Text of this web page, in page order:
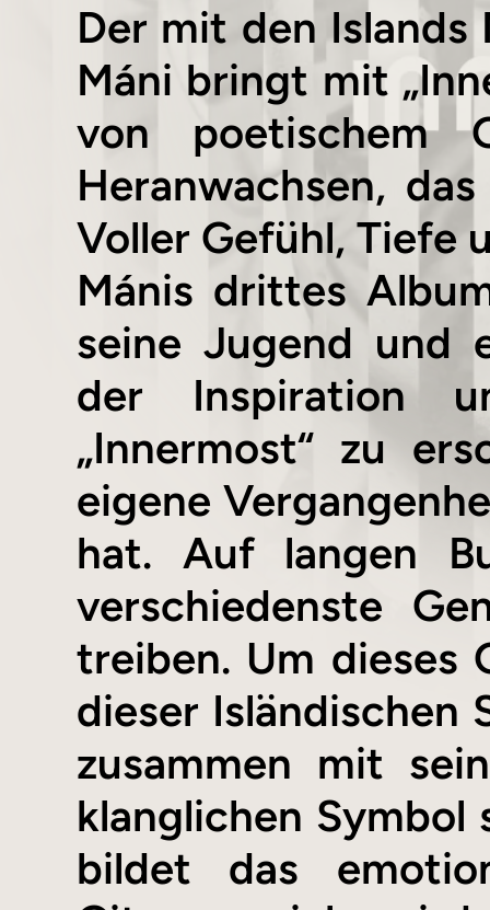
Der mit den Islands
Máni bringt mit
von poetischem
Heranwachsen,
Voller Gefühl, Tiefe
Mánis drittes
seine Jugend und
der Inspiration
„Innermost“ zu
eigene
hat. Auf langen
verschiedenste
treiben. Um dieses
dieser Isländischen
zusammen mit
klanglichen Symbol
bildet das